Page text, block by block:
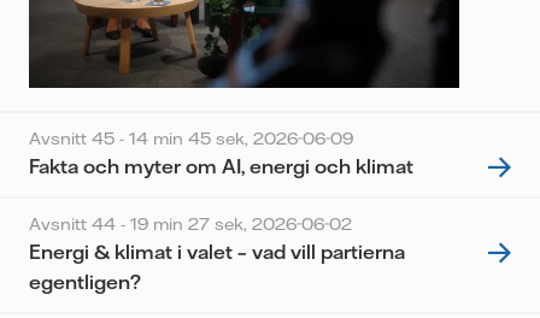
Avsnitt 45 - 14 min 45 sek, 2026-06-09
Fakta och myter om AI, energi och klimat
Avsnitt 44 - 19 min 27 sek, 2026-06-02
Energi & klimat i valet – vad vill partierna
egentligen?